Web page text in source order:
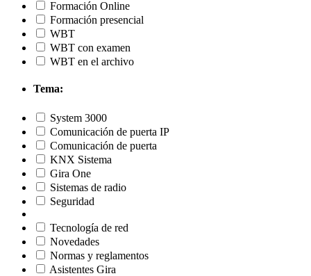
Formación Online
Formación presencial
WBT
WBT con examen
WBT en el archivo
Tema:
System 3000
Comunicación de puerta IP
Comunicación de puerta
KNX Sistema
Gira One
Sistemas de radio
Seguridad
Tecnología de red
Novedades
Normas y reglamentos
Asistentes Gira